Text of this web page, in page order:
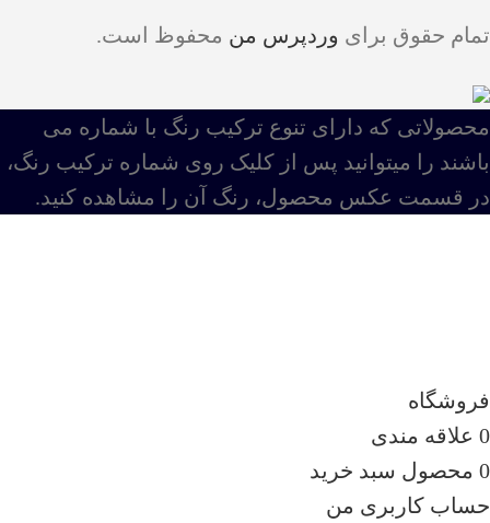
تمام حقوق برای وردپرس من محفوظ است.
محصولاتی که دارای تنوع ترکیب رنگ با شماره می
باشند را میتوانید پس از کلیک روی شماره ترکیب رنگ،
در قسمت عکس محصول، رنگ آن را مشاهده کنید.
فروشگاه
0 علاقه مندی
0 محصول سبد خرید
حساب کاربری من